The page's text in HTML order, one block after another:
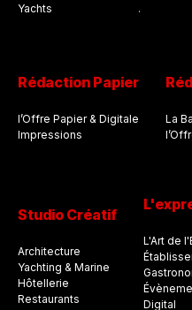
Yachts
.
Rédaction Papier
l’Offre Papier & Digitale
Impressions
La
Studio Créatif
Architecture
Yachting & Marine
Hôtellerie
Restaurants
L'Art de
Digital